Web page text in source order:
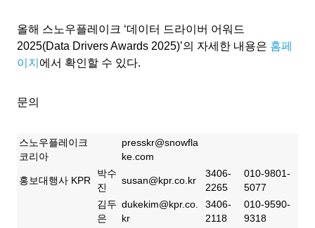
올해 스노우플레이크 ‘데이터 드라이버 어워드
2025(Data Drivers Awards 2025)’의 자세한 내용은 홈페
이지 에서 확인할 수 있다.
문의
스노우플레이크
코리아
presskr@snowfla
ke.com
홍보대행사 KPR
박수
진
susan@kpr.co.kr
3406-
2265
010-9801-
5077
김두
은
dukekim@kpr.co.
kr
3406-
2118
010-9590-
9318